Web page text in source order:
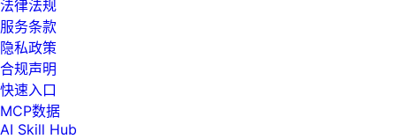
法律法规
服务条款
隐私政策
合规声明
快速入口
MCP数据
AI Skill Hub